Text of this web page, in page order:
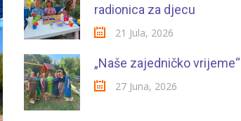
radionica za djecu
21 Jula, 2026
„Naše zajedničko vrijeme“
27 Juna, 2026